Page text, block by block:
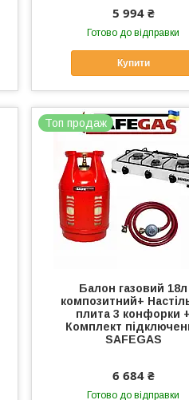
5 994 ₴
Готово до відправки
Купити
Топ продаж
Балон газовий 18л
композитний+
плита 3 конфорки +
Комплект
SAFEGAS
6 684 ₴
Готово до відправки